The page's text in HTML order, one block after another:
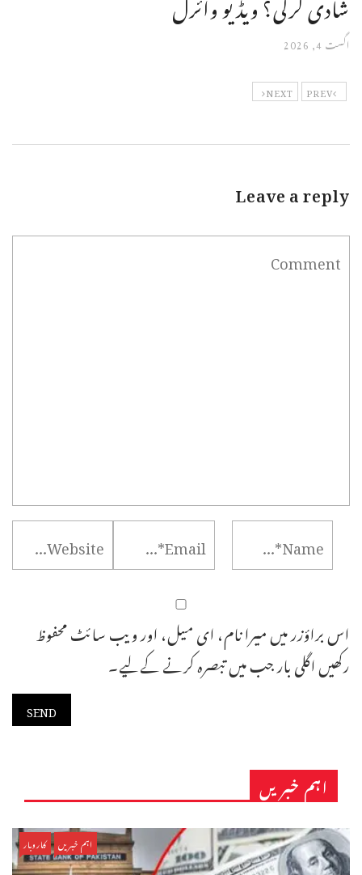
اگست 4, 2026
PREV
NEXT
Leave a reply
اس براؤزر میں میرا نام، ای میل، اور ویب سائٹ محفوظ
رکھیں اگلی بار جب میں تبصرہ کرنے کےلیے۔
اہم خبریں
اہم خبریں کاروبار